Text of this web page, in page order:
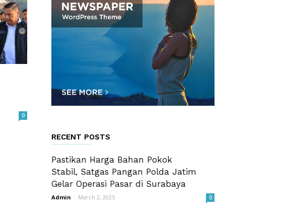
0
RECENT POSTS
Pastikan Harga Bahan Pokok
Stabil, Satgas Pangan Polda Jatim
Gelar Operasi Pasar di Surabaya
Admin - March 2, 2025 0